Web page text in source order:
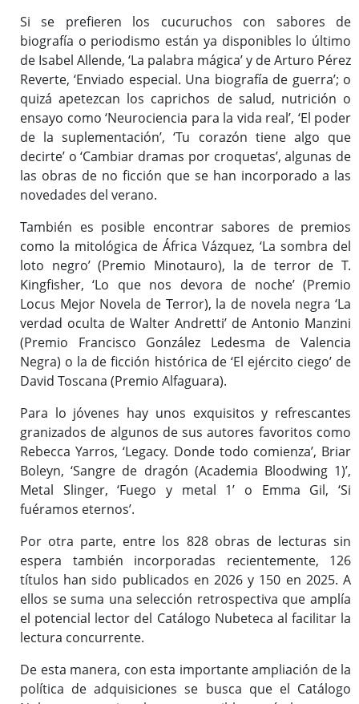
Si se prefieren los cucuruchos con sabores de
biografía o periodismo están ya disponibles lo último
de Isabel Allende, ‘La palabra mágica’ y de Arturo Pérez
Reverte, ‘Enviado especial. Una biografía de guerra’; o
quizá apetezcan los caprichos de salud, nutrición o
ensayo como ‘Neurociencia para la vida real’, ‘El poder
de la suplementación’, ‘Tu corazón tiene algo que
decirte’ o ‘Cambiar dramas por croquetas’, algunas de
las obras de no ficción que se han incorporado a las
novedades del verano.
También es posible encontrar sabores de premios
como la mitológica de África Vázquez, ‘La sombra del
loto negro’ (Premio Minotauro), la de terror de T.
Kingfisher, ‘Lo que nos devora de noche’ (Premio
Locus Mejor Novela de Terror), la de novela negra ‘La
verdad oculta de Walter Andretti’ de Antonio Manzini
(Premio Francisco González Ledesma de Valencia
Negra) o la de ficción histórica de ‘El ejército ciego’ de
David Toscana (Premio Alfaguara).
Para lo jóvenes hay unos exquisitos y refrescantes
granizados de algunos de sus autores favoritos como
Rebecca Yarros, ‘Legacy. Donde todo comienza’, Briar
Boleyn, ‘Sangre de dragón (Academia Bloodwing 1)’,
Metal Slinger, ‘Fuego y metal 1’ o Emma Gil, ‘Si
fuéramos eternos’.
Por otra parte, entre los 828 obras de lecturas sin
espera también incorporadas recientemente, 126
títulos han sido publicados en 2026 y 150 en 2025. A
ellos se suma una selección retrospectiva que amplía
el potencial lector del Catálogo Nubeteca al facilitar la
lectura concurrente.
De esta manera, con esta importante ampliación de la
política de adquisiciones se busca que el Catálogo